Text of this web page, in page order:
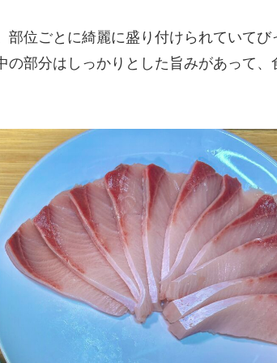
位ごとに綺麗に盛り付けられていてび
部分はしっかりとした旨みがあって、